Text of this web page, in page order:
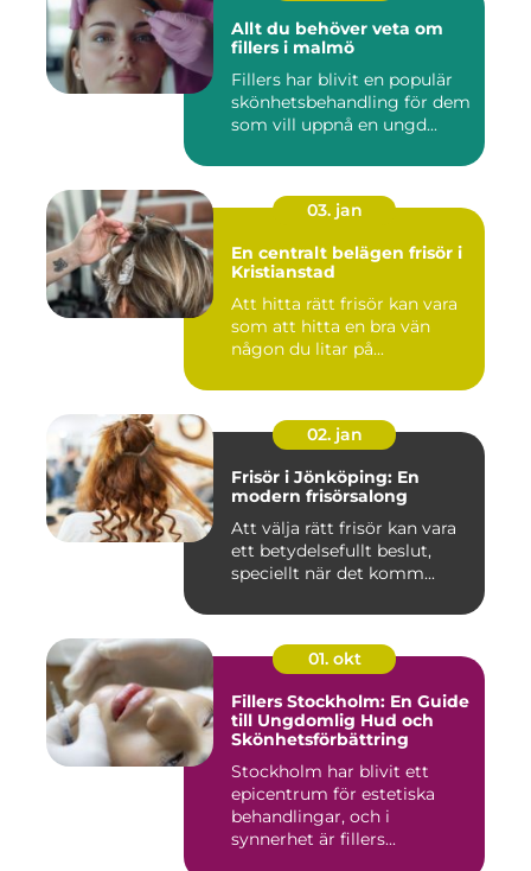
Allt du behöver veta om
fillers i malmö
Fillers har blivit en populär
skönhetsbehandling för dem
som vill uppnå en ungd...
03. jan
En centralt belägen frisör i
Kristianstad
Att hitta rätt frisör kan vara
som att hitta en bra vän
någon du litar på...
02. jan
Frisör i Jönköping: En
modern frisörsalong
Att välja rätt frisör kan vara
ett betydelsefullt beslut,
speciellt när det komm...
01. okt
Fillers Stockholm: En Guide
till Ungdomlig Hud och
Skönhetsförbättring
Stockholm har blivit ett
epicentrum för estetiska
behandlingar, och i
synnerhet är fillers...